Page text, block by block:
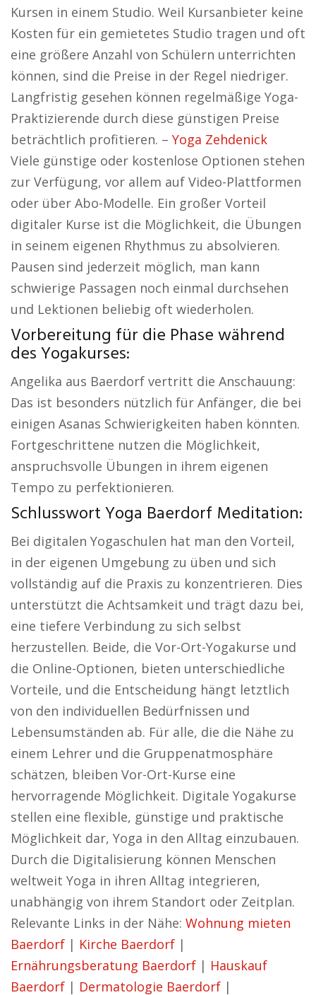
Kursen in einem Studio. Weil Kursanbieter keine
Kosten für ein gemietetes Studio tragen und oft
eine größere Anzahl von Schülern unterrichten
können, sind die Preise in der Regel niedriger.
Langfristig gesehen können regelmäßige Yoga-
Praktizierende durch diese günstigen Preise
beträchtlich profitieren. – Yoga Zehdenick
Viele günstige oder kostenlose Optionen stehen
zur Verfügung, vor allem auf Video-Plattformen
oder über Abo-Modelle. Ein großer Vorteil
digitaler Kurse ist die Möglichkeit, die Übungen
in seinem eigenen Rhythmus zu absolvieren.
Pausen sind jederzeit möglich, man kann
schwierige Passagen noch einmal durchsehen
und Lektionen beliebig oft wiederholen.
Vorbereitung für die Phase während
des Yogakurses:
Angelika aus Baerdorf vertritt die Anschauung:
Das ist besonders nützlich für Anfänger, die bei
einigen Asanas Schwierigkeiten haben könnten.
Fortgeschrittene nutzen die Möglichkeit,
anspruchsvolle Übungen in ihrem eigenen
Tempo zu perfektionieren.
Schlusswort Yoga Baerdorf Meditation:
Bei digitalen Yogaschulen hat man den Vorteil,
in der eigenen Umgebung zu üben und sich
vollständig auf die Praxis zu konzentrieren. Dies
unterstützt die Achtsamkeit und trägt dazu bei,
eine tiefere Verbindung zu sich selbst
herzustellen. Beide, die Vor-Ort-Yogakurse und
die Online-Optionen, bieten unterschiedliche
Vorteile, und die Entscheidung hängt letztlich
von den individuellen Bedürfnissen und
Lebensumständen ab. Für alle, die die Nähe zu
einem Lehrer und die Gruppenatmosphäre
schätzen, bleiben Vor-Ort-Kurse eine
hervorragende Möglichkeit. Digitale Yogakurse
stellen eine flexible, günstige und praktische
Möglichkeit dar, Yoga in den Alltag einzubauen.
Durch die Digitalisierung können Menschen
weltweit Yoga in ihren Alltag integrieren,
unabhängig von ihrem Standort oder Zeitplan.
Relevante Links in der Nähe: Wohnung mieten
Baerdorf | Kirche Baerdorf |
Ernährungsberatung Baerdorf | Hauskauf
Baerdorf | Dermatologie Baerdorf |